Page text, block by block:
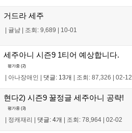
거드라 세주
귤냠 조회: 9,689 10-01
세주아니 시즌9 1티어 예상합니다.
평가중 (2)
| 아나장애인 | 댓글: 13개 | 조회: 87,326 | 02-12
현다2) 시즌9 꿀정글 세주아니 공략!
평가중 (3)
정캐재리 댓글: 4개 조회: 78,964 02-02